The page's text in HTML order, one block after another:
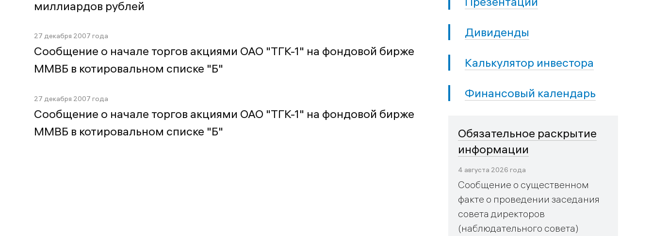
миллиардов рублей
27 декабря 2007 года
Сообщение о начале торгов акциями ОАО "ТГК-1" на фондовой бирже
ММВБ в котировальном списке "Б"
27 декабря 2007 года
Сообщение о начале торгов акциями ОАО "ТГК-1" на фондовой бирже
ММВБ в котировальном списке "Б"
Дивиденды
Калькулятор инвестора
Финансовый календарь
Обязательное раскрытие
информации
4 августа 2026 года
Сообщение о существенном
факте о проведении заседания
совета директоров
(наблюдательного совета)